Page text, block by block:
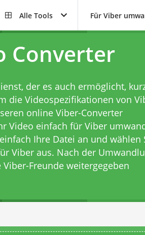
Alle Tools Für Viber
Converter
der es auch ermöglicht,
die Videospezifikationen von
online Viber-Converter
Video einfach für Viber
Ihre Datei an und wählen
Viber aus. Nach der
Freunde weitergegeben